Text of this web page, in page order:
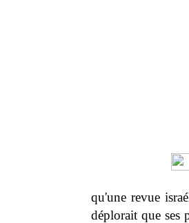
qu'une revue
déplorait que ses